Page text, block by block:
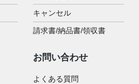
キャンセル
請求書/納品書/領収書
お問い合わせ
よくある質問